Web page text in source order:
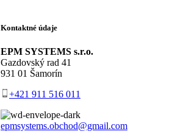
Kontaktné údaje
EPM SYSTEMS s.r.o.
Gazdovský rad 41
931 01 Šamorín
+421 911 516 011
epmsystems.obchod@gmail.com